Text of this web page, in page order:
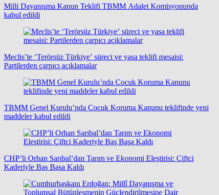
Milli Dayanışma Kanun Teklifi TBMM Adalet Komisyonunda
kabul edildi
Meclis’te ‘Terörsüz Türkiye’ süreci ve yasa teklifi mesaisi:
Partilerden çarpıcı açıklamalar
TBMM Genel Kurulu’nda Çocuk Koruma Kanunu teklifinde yeni
maddeler kabul edildi
CHP’li Orhan Sarıbal’dan Tarım ve Ekonomi Eleştirisi: Çiftçi
Kaderiyle Baş Başa Kaldı